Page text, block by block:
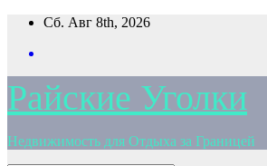
Перейти
содержимому
Сб. Авг 8th, 2026
Райские Уголки
Недвижимость для Отдыха за Границей